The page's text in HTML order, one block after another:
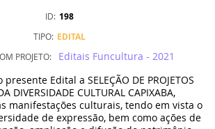
ID 198
TIPO EDITAL
PROJETO
Editais Funcultura - 2021
Edital a SELEÇÃO DE PROJETOS
DIVERSIDADE CULTURAL CAPIXABA,
manifestações culturais, tendo em vista o
de expressão, bem como ações de